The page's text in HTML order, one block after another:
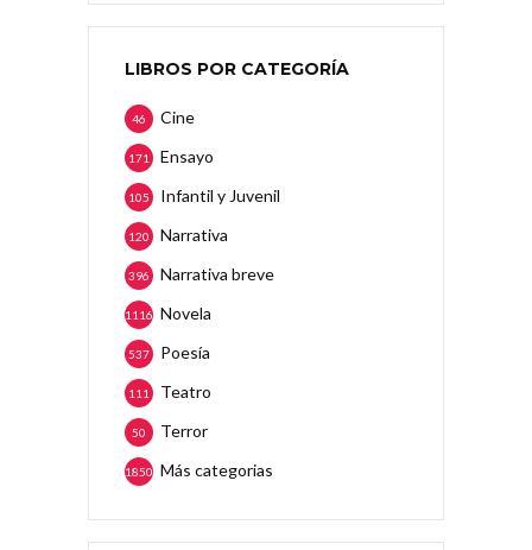
LIBROS POR CATEGORÍA
Cine
46
Ensayo
171
Infantil y Juvenil
105
Narrativa
120
Narrativa breve
396
Novela
1116
Poesía
537
Teatro
111
Terror
50
Más categorias
1850